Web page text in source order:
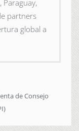
Paraguay,
partners
global a
de Consejo